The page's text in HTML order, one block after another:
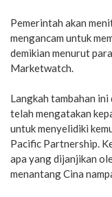
Pemerintah akan
mengancam untuk
demikian menurut
Marketwatch.
Langkah tambahan
telah mengatakan
untuk menyelidiki
Pacific Partnership.
apa yang dijanjikan
menantang Cina